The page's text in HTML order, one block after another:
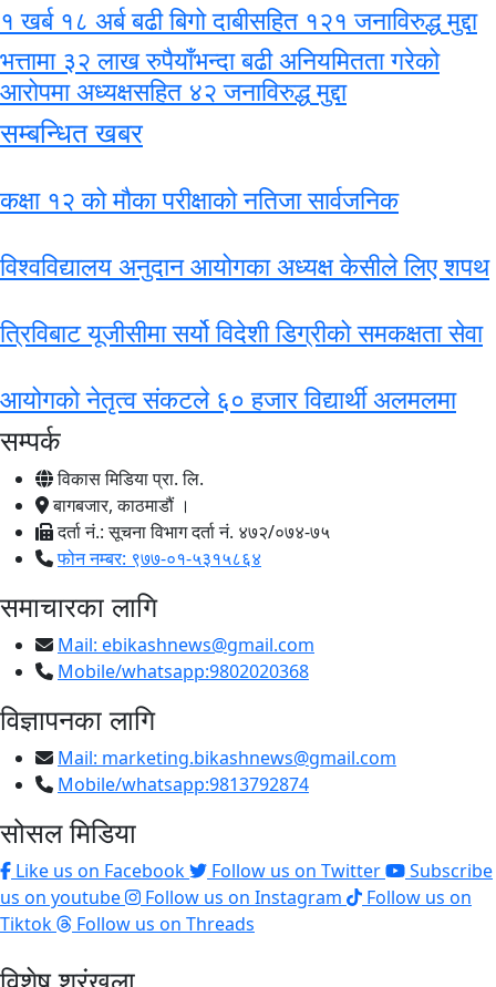
१ खर्ब १८ अर्ब बढी बिगो दाबीसहित १२१ जनाविरुद्ध मुद्दा
भत्तामा ३२ लाख रुपैयाँभन्दा बढी अनियमितता गरेको
आरोपमा अध्यक्षसहित ४२ जनाविरुद्ध मुद्दा
सम्बन्धित खबर
कक्षा १२ को मौका परीक्षाको नतिजा सार्वजनिक
विश्वविद्यालय अनुदान आयोगका अध्यक्ष केसीले लिए शपथ
त्रिविबाट यूजीसीमा स‍र्यो विदेशी डिग्रीको समकक्षता सेवा
आयोगको नेतृत्व संकटले ६० हजार विद्यार्थी अलमलमा
सम्पर्क
विकास मिडिया प्रा. लि.
बागबजार, काठमाडौं ।
दर्ता नं.: सूचना विभाग दर्ता नं. ४७२/०७४-७५
फोन नम्बर: ९७७-०१-५३१५८६४
समाचारका लागि
Mail: ebikashnews@gmail.com
Mobile/whatsapp:9802020368
विज्ञापनका लागि
Mail: marketing.bikashnews@gmail.com
Mobile/whatsapp:9813792874
सोसल मिडिया
Like us on Facebook Follow us on Twitter
Subscribe
us on youtube
Follow us on Instagram
Follow us on
Tiktok
Follow us on Threads